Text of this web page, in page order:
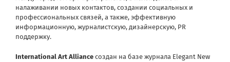
налаживании новых контактов, создании социальных и
профессиональных связей, а также, эффективную
информационную, журналистскую, дизайнерскую, PR
поддержку.
International Art Alliance создан на базе журнала Elegant New